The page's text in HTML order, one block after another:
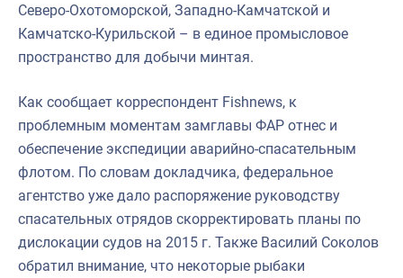
Северо-Охотоморской, Западно-Камчатской и
Камчатско-Курильской – в единое промысловое
пространство для добычи минтая.
Как сообщает корреспондент Fishnews, к
проблемным моментам замглавы ФАР отнес и
обеспечение экспедиции аварийно-спасательным
флотом. По словам докладчика, федеральное
агентство уже дало распоряжение руководству
спасательных отрядов скорректировать планы по
дислокации судов на 2015 г. Также Василий Соколов
обратил внимание, что некоторые рыбаки